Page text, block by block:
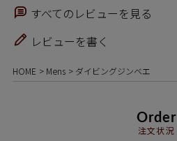
すべてのレビューを見る
レビューを書く
HOME Mens ダイビングジンベエ
Order
注文状況